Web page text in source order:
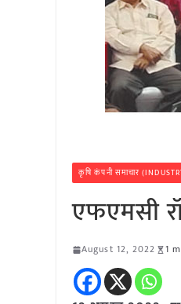
कृषि कंपनी समाचार
एफएमसी
August 12, 2022 1